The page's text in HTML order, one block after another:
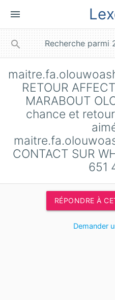
menu
search
RETOUR
MARABOUT
chance et
CONTACT SUR
651
RÉPONDRE À
Demander